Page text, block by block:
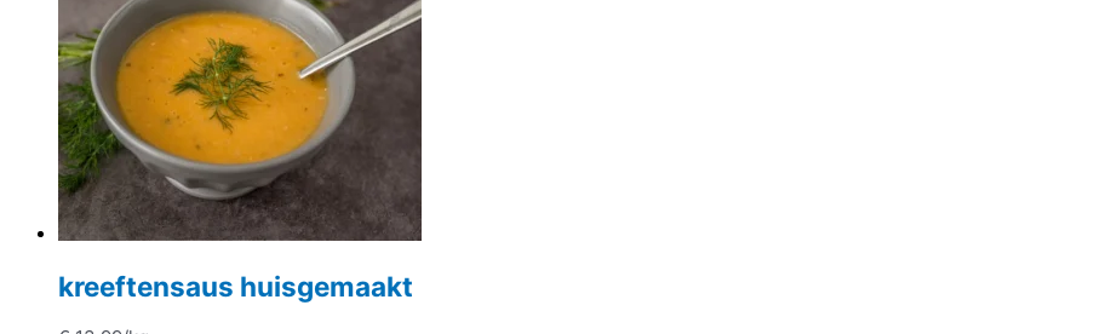
kreeftensaus huisgemaakt